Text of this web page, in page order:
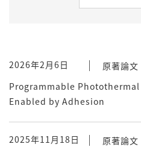
2026年2月6日
原著論文
Programmable
Enabled by Adhesion
2025年11月18日
原著論文